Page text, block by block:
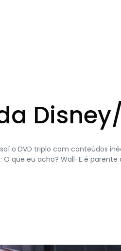
saí o DVD triplo com
que eu acho? Wall-E é parente